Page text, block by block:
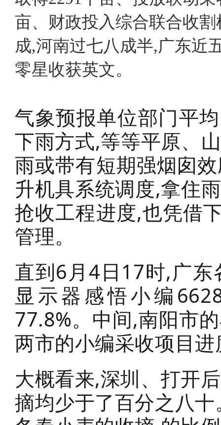
亩、财政投入综合联合收
成,河南过七八成半,广东近
零星收获英文。
气象预报单位部门平
下雨方式,等等平原、
雨或带有短期强烟囱
升机具系统调度,拿住
抢收工程进度,也凭借
管理。
直到6月4日17时,广
显示器感悟小编
77.8%。中间,南阳市
两市的小编采收项目
大概看来,深圳、打开
摘均少于了百分之八